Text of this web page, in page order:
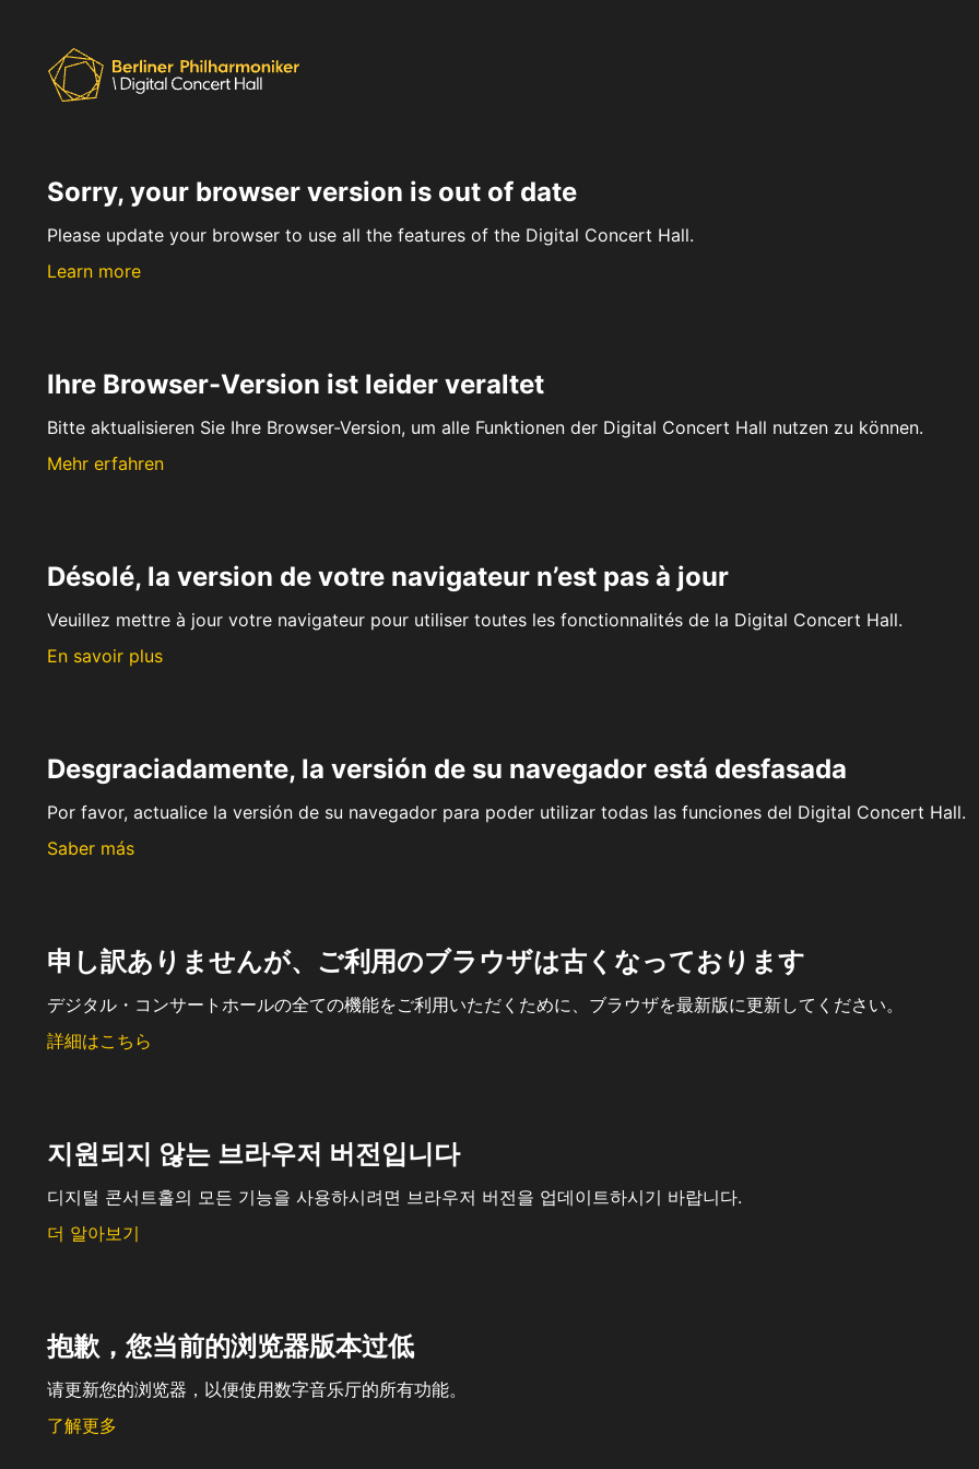
Sorry, your browser version is out of date
Please update your browser to use all the features of the Digital Concert Hall.
Learn more
Ihre Browser-Version ist leider veraltet
Bitte aktualisieren Sie Ihre Browser-Version, um alle Funktionen der Digital Concert Hall nutzen zu können.
Mehr erfahren
Désolé, la version de votre navigateur n’est pas à jour
Veuillez mettre à jour votre navigateur pour utiliser toutes les fonctionnalités de la Digital Concert Hall.
En savoir plus
Desgraciadamente, la versión de su navegador está desfasada
Por favor, actualice la versión de su navegador para poder utilizar todas las funciones del Digital Concert Hall.
Saber más
申し訳ありませんが、ご利用のブラウザは古くなっております
デジタル・コンサートホールの全ての機能をご利用いただくために、ブラウザを最新版に更新してください。
詳細はこちら
지원되지 않는 브라우저 버전입니다
디지털 콘서트홀의 모든 기능을 사용하시려면 브라우저 버전을 업데이트하시기 바랍니다.
더 알아보기
抱歉，您当前的浏览器版本过低
请更新您的浏览器，以便使用数字音乐厅的所有功能。
了解更多